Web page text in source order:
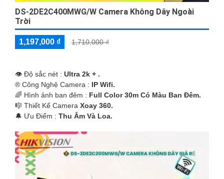
DS-2DE2C400MWG/W Camera Không Dây Ngoài
Trời
1,197,000 ₫ 1,710,000 ₫
👁 Độ sắc nét : Ultra 2k + .
®️ Công Nghệ Camera : IP Wifi.
🌈 Hình ảnh ban đêm : Full Color 30m Có Màu Ban Ðêm.
🎼️ Thiết Kế Camera Xoay 360.
️🔔 Ưu Điểm : Thu Âm Và Loa.